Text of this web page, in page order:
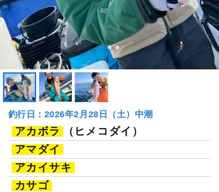
釣行日：2026年2月28日（土）中潮
アカボラ
（ヒメコダイ）
アマダイ
アカイサキ
カサゴ